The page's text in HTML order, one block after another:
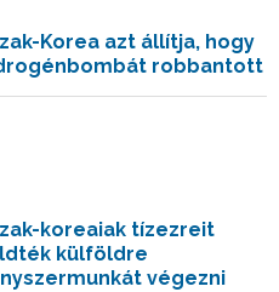
Korea azt állítja, hogy
robbantott
koreaiak tízezreit
külföldre
végezni